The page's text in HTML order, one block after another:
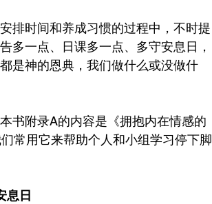
排时间和养成习惯的过程中，不时提
多一点、日课多一点、多守安息日，
是神的恩典，我们做什么或没做什
书附录A的内容是《拥抱内在情感的
常用它来帮助个人和小组学习停下脚
息日